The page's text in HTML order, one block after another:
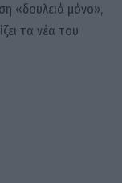
«δουλειά μόνο»,
τα νέα του